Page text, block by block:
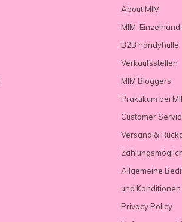
About MIM
MIM-
B2B handyhulle
Verkaufsstellen
MIM Bloggers
Praktikum bei
Customer
Versand &
Allgemeine
und Konditionen
Privacy Policy